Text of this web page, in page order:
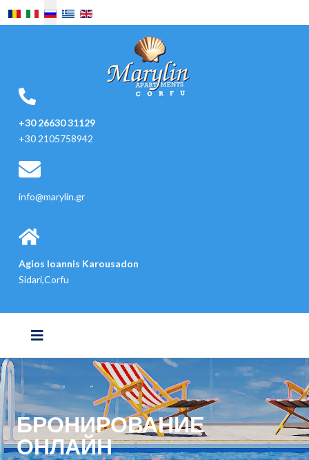
Выберите язык
+30 26630 31129
+30 2105758942
info@marylin.gr
Agios Ioannis Karousadon
Sidari,Corfu
БРОНИРОВАНИЕ
ОНЛАЙН